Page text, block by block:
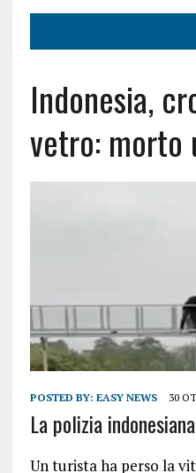
Indonesia,
vetro: morto
POSTED BY: EASY NEWS 30
La polizia
Un turista ha perso la